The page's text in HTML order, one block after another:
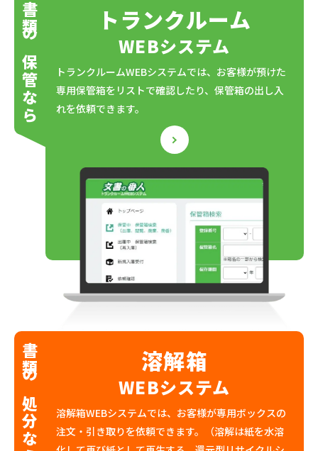
トランクルーム
WEBシステム
書類の保管なら
トランクルームWEBシステムでは、お客様が預けた
専用保管箱をリストで確認したり、保管箱の出し入
れを依頼できます。
溶解箱
WEBシステム
書類の処分なら
溶解箱WEBシステムでは、お客様が専用ボックスの
注文・引き取りを依頼できます。（溶解は紙を水溶